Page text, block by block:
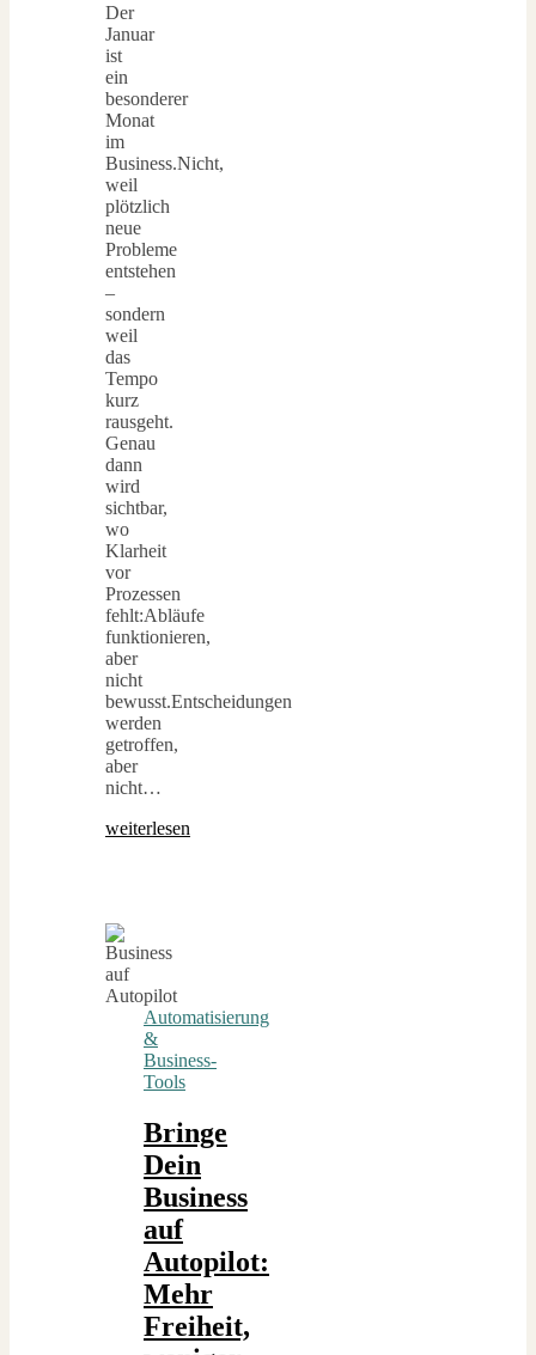
Der
Januar
ist
ein
besonderer
Monat
im
Business.Nicht,
weil
plötzlich
neue
Probleme
entstehen
–
sondern
weil
das
Tempo
kurz
rausgeht.
Genau
dann
wird
sichtbar,
wo
Klarheit
vor
Prozessen
fehlt:Abläufe
funktionieren,
aber
nicht
bewusst.Entscheidungen
werden
getroffen,
aber
nicht…
weiterlesen
Automatisierung
&
Business-
Tools
Bringe
Dein
Business
auf
Autopilot:
Mehr
Freiheit,